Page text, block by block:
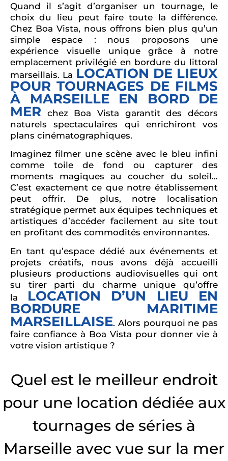
Quand il s’agit d’organiser un tournage, le
choix du lieu peut faire toute la différence.
Chez Boa Vista, nous offrons bien plus qu’un
simple espace : nous proposons une
expérience visuelle unique grâce à notre
emplacement privilégié en bordure du littoral
marseillais. La LOCATION DE LIEUX
POUR TOURNAGES DE FILMS
À MARSEILLE EN BORD DE
MER chez Boa Vista garantit des décors
naturels spectaculaires qui enrichiront vos
plans cinématographiques.
Imaginez filmer une scène avec le bleu infini
comme toile de fond ou capturer des
moments magiques au coucher du soleil…
C’est exactement ce que notre établissement
peut offrir. De plus, notre localisation
stratégique permet aux équipes techniques et
artistiques d’accéder facilement au site tout
en profitant des commodités environnantes.
En tant qu’espace dédié aux événements et
projets créatifs, nous avons déjà accueilli
plusieurs productions audiovisuelles qui ont
su tirer parti du charme unique qu’offre
la
LOCATION D’UN LIEU EN
BORDURE MARITIME
MARSEILLAISE. Alors pourquoi ne pas
faire confiance à Boa Vista pour donner vie à
votre vision artistique ?
Quel est le meilleur endroit
pour une location dédiée aux
tournages de séries à
Marseille avec vue sur la mer